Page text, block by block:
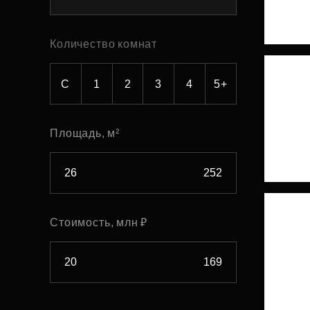
Рефинансирование
Количество комнат
С 1 2 3 4 5+
Площадь, м²
Стоимость, млн ₽